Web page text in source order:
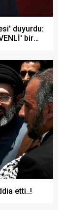
duyurdu:
bir
etti..!